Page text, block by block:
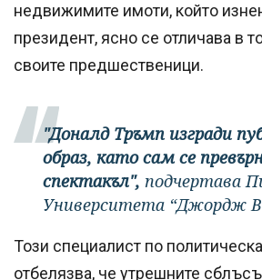
недвижимите имоти, който
президент, ясно се отличава в
своите предшественици.
"Доналд Тръмп изгради
образ, като сам се
спектакъл", подчертава
Университета “Джордж
Този специалист по
отбелязва, че утрешните